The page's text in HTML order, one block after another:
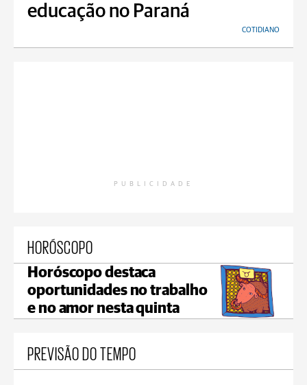
educação no Paraná
COTIDIANO
PUBLICIDADE
HORÓSCOPO
Horóscopo destaca
oportunidades no trabalho
e no amor nesta quinta
PREVISÃO DO TEMPO